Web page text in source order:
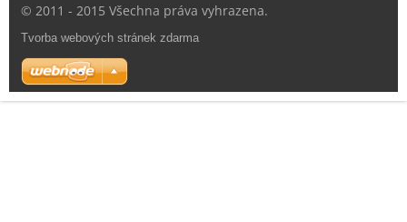
© 2011 - 2015 Všechna práva vyhrazena.
Tvorba webových stránek zdarma